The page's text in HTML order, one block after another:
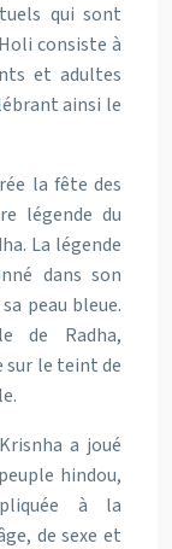
qui sont
consiste à
et adultes
ainsi le
la fête des
légende du
La légende
dans son
peau bleue.
de Radha,
sur le teint de
a joué
hindou,
à la
de sexe et